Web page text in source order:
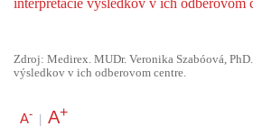
Zdroj: Medirex. MUDr. Veronika Szabóová,
výsledkov v ich odberovom centre.
A- | A+